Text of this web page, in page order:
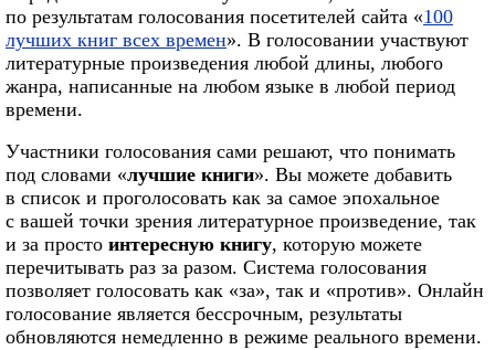
по результатам голосования посетителей сайта «100
лучших книг всех времен». В голосовании участвуют
литературные произведения любой длины, любого
жанра, написанные на любом языке в любой период
времени.
Участники голосования сами решают, что понимать
под словами «лучшие книги». Вы можете добавить
в список и проголосовать как за самое эпохальное
с вашей точки зрения литературное произведение, так
и за просто интересную книгу, которую можете
перечитывать раз за разом. Система голосования
позволяет голосовать как «за», так и «против». Онлайн
голосование является бессрочным, результаты
обновляются немедленно в режиме реального времени.